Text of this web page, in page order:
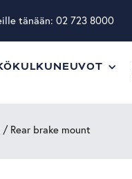
tänään: 02 723 8000
/ Rear brake mount